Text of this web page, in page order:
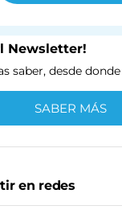
Newsletter!
saber, desde
SABER MÁS
en redes